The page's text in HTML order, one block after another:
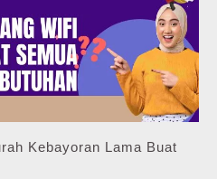
Kebayoran Lama Buat